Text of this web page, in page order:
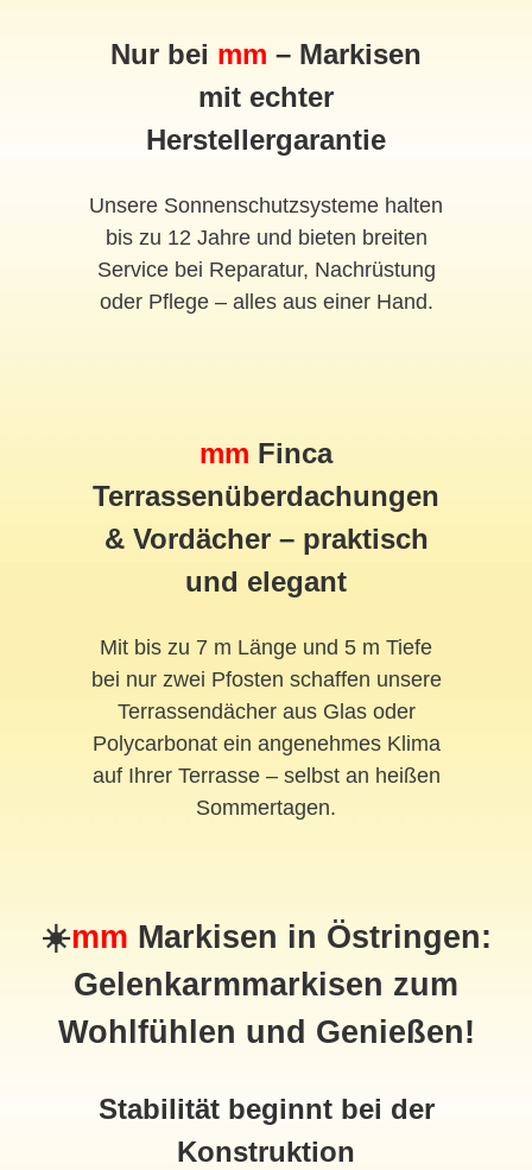
Nur bei mm – Markisen
mit echter
Herstellergarantie
Unsere Sonnenschutzsysteme halten
bis zu 12 Jahre und bieten breiten
Service bei Reparatur, Nachrüstung
oder Pflege – alles aus einer Hand.
mm Finca
Terrassenüberdachungen
& Vordächer – praktisch
und elegant
Mit bis zu 7 m Länge und 5 m Tiefe
bei nur zwei Pfosten schaffen unsere
Terrassendächer aus Glas oder
Polycarbonat ein angenehmes Klima
auf Ihrer Terrasse – selbst an heißen
Sommertagen.
☀️mm Markisen in Östringen:
Gelenkarmmarkisen zum
Wohlfühlen und Genießen!
Stabilität beginnt bei der
Konstruktion